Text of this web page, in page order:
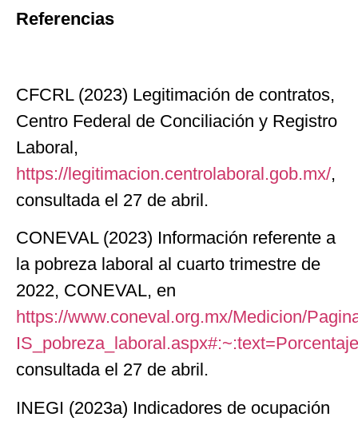
Referencias
CFCRL (2023) Legitimación de contratos,
Centro Federal de Conciliación y Registro
Laboral,
https://legitimacion.centrolaboral.gob.mx/,
consultada el 27 de abril.
CONEVAL (2023) Información referente a
la pobreza laboral al cuarto trimestre de
2022, CONEVAL, en
https://www.coneval.org.mx/Medicion/
consultada el 27 de abril.
INEGI (2023a) Indicadores de ocupación